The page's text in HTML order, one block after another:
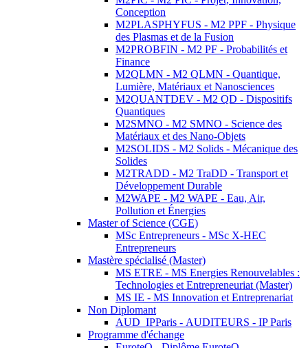
Conception
M2PLASPHYFUS - M2 PPF - Physique
des Plasmas et de la Fusion
M2PROBFIN - M2 PF - Probabilités et
Finance
M2QLMN - M2 QLMN - Quantique,
Lumière, Matériaux et Nanosciences
M2QUANTDEV - M2 QD - Dispositifs
Quantiques
M2SMNO - M2 SMNO - Science des
Matériaux et des Nano-Objets
M2SOLIDS - M2 Solids - Mécanique des
Solides
M2TRADD - M2 TraDD - Transport et
Développement Durable
M2WAPE - M2 WAPE - Eau, Air,
Pollution et Énergies
Master of Science (CGE)
MSc Entrepreneurs - MSc X-HEC
Entrepreneurs
Mastère spécialisé (Master)
MS ETRE - MS Energies Renouvelables :
Technologies et Entrepreneuriat (Master)
MS IE - MS Innovation et Entreprenariat
Non Diplomant
AUD_IPParis - AUDITEURS - IP Paris
Programme d'échange